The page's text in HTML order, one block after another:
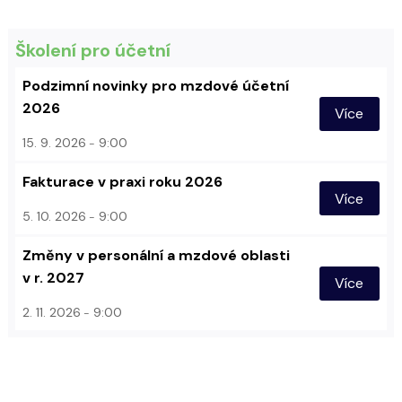
Školení pro účetní
Podzimní novinky pro mzdové účetní
2026
15. 9. 2026 9:00
Více
Fakturace v praxi roku 2026
5. 10. 2026 9:00
Více
Změny v personální a mzdové oblasti
v r. 2027
2. 11. 2026 9:00
Více